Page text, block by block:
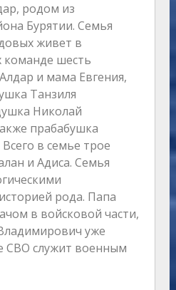
родом из
Бурятии. Семья
живет в
команде шесть
и мама Евгения,
Танзиля
Николай
прабабушка
в семье трое
и Адиса. Семья
рода. Папа
в войсковой части,
уже
СВО служит военным